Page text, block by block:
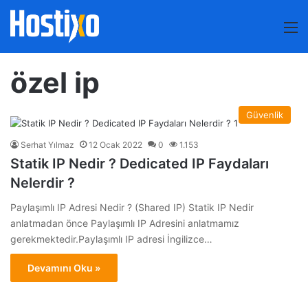
özel ip
Güvenlik
Serhat Yılmaz 12 Ocak 2022 0 1.153
Statik IP Nedir ? Dedicated IP Faydaları
Nelerdir ?
Paylaşımlı IP Adresi Nedir ? (Shared IP) Statik IP Nedir
anlatmadan önce Paylaşımlı IP Adresini anlatmamız
gerekmektedir.Paylaşımlı IP adresi İngilizce…
Devamını Oku »